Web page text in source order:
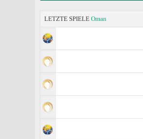
LETZTE SPIELE Oman